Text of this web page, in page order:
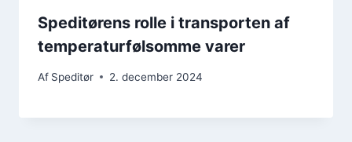
Speditørens rolle i transporten af
temperaturfølsomme varer
Af Speditør 2. december 2024